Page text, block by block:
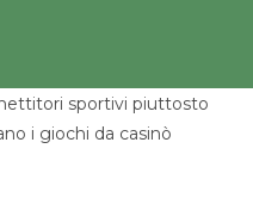
sportivi piuttosto
i giochi da casinò